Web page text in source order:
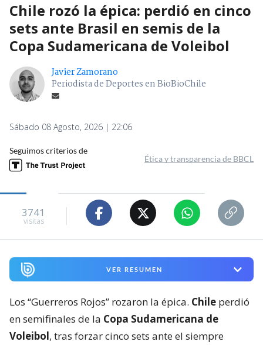
Chile rozó la épica: perdió en cinco
sets ante Brasil en semis de la
Copa Sudamericana de Voleibol
Javier Zamorano
Periodista de Deportes en BioBioChile
Sábado 08 Agosto, 2026 | 22:06
Seguimos criterios de
Ética y transparencia de BBCL
3741
visitas
VER RESUMEN
Los “Guerreros Rojos” rozaron la épica. Chile perdió
en semifinales de la Copa Sudamericana de
Voleibol, tras forzar cinco sets ante el siempre